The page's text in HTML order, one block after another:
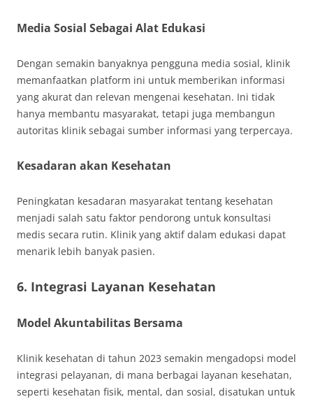
Media Sosial Sebagai Alat Edukasi
Dengan semakin banyaknya pengguna media sosial, klinik
memanfaatkan platform ini untuk memberikan informasi
yang akurat dan relevan mengenai kesehatan. Ini tidak
hanya membantu masyarakat, tetapi juga membangun
autoritas klinik sebagai sumber informasi yang terpercaya.
Kesadaran akan Kesehatan
Peningkatan kesadaran masyarakat tentang kesehatan
menjadi salah satu faktor pendorong untuk konsultasi
medis secara rutin. Klinik yang aktif dalam edukasi dapat
menarik lebih banyak pasien.
6. Integrasi Layanan Kesehatan
Model Akuntabilitas Bersama
Klinik kesehatan di tahun 2023 semakin mengadopsi model
integrasi pelayanan, di mana berbagai layanan kesehatan,
seperti kesehatan fisik, mental, dan sosial, disatukan untuk